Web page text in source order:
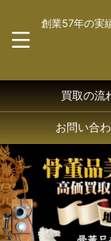
創業57年の実
買取の流
お問い合